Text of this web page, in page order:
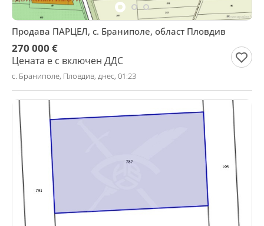
Продава ПАРЦЕЛ, с. Браниполе, област Пловдив
270 000 €
Цената е с включен ДДС
с. Браниполе, Пловдив, днес, 01:23